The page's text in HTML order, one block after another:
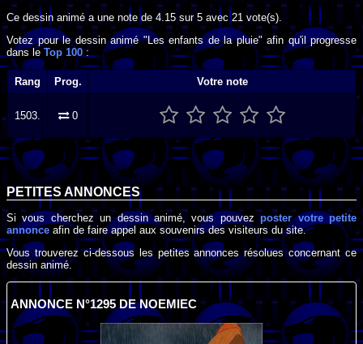
Ce dessin animé a une note de 4.15 sur 5 avec21 vote(s).
Votez pour le dessin animé "Les enfants de la pluie" afin qu'il progresse
dans le Top 100 :
Rang Prog. Votre note
1503. 0
PETITES ANNONCES
Si vous cherchez un dessin animé, vous pouvezposter votre petite
annonce afin de faire appel aux souvenirs des visiteurs du site.
Vous trouverez ci-dessous les petites annonces résolues concernant ce
dessin animé.
ANNONCE N°1295 DE NOEMIEC